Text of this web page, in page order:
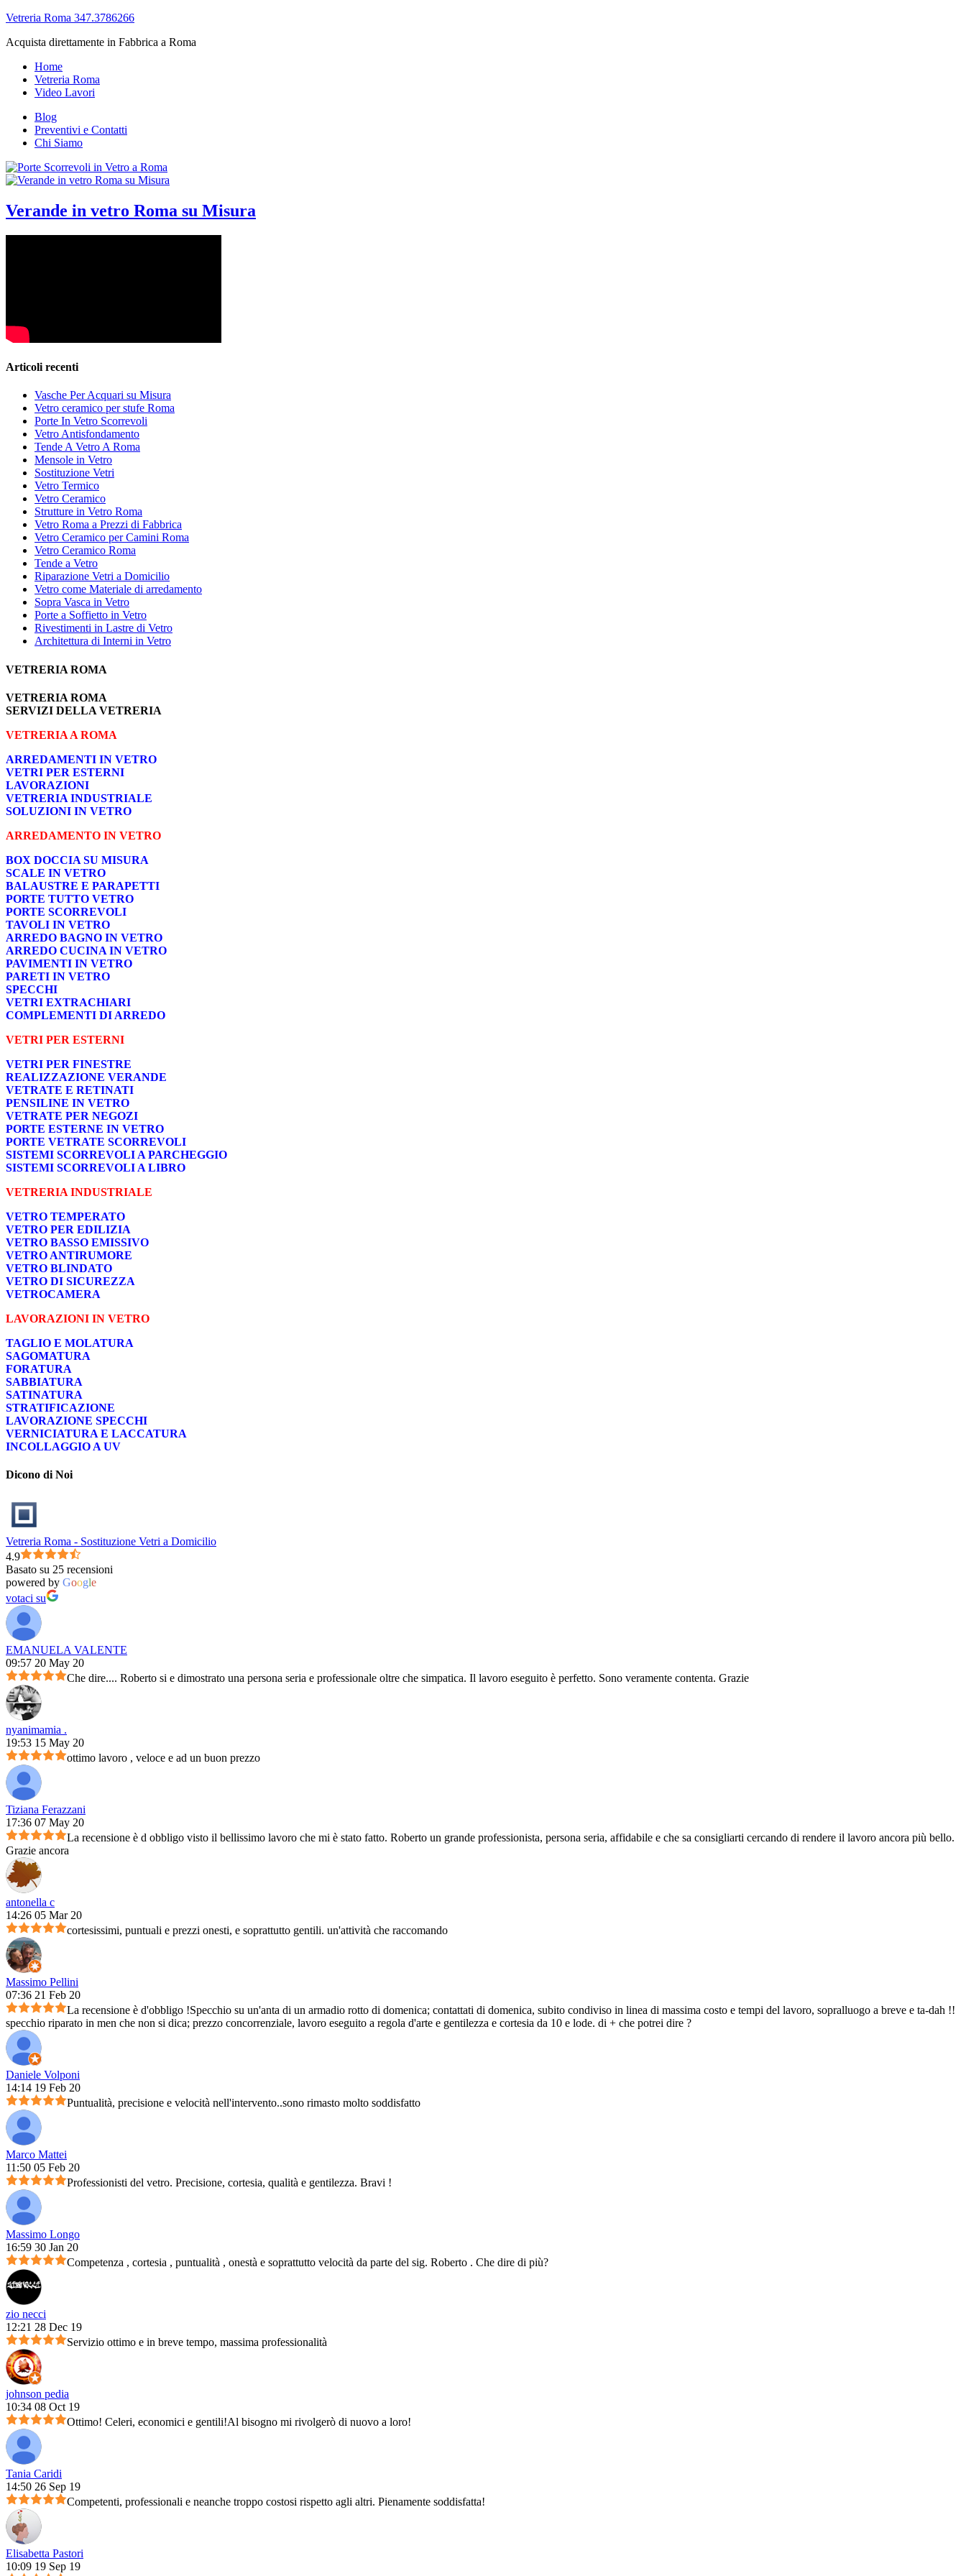
Vetreria Roma 347.3786266
Acquista direttamente in Fabbrica a Roma
Home
Vetreria Roma
Video Lavori
Blog
Preventivi e Contatti
Chi Siamo
Verande in vetro Roma su Misura
Articoli recenti
Vasche Per Acquari su Misura
Vetro ceramico per stufe Roma
Porte In Vetro Scorrevoli
Vetro Antisfondamento
Tende A Vetro A Roma
Mensole in Vetro
Sostituzione Vetri
Vetro Termico
Vetro Ceramico
Strutture in Vetro Roma
Vetro Roma a Prezzi di Fabbrica
Vetro Ceramico per Camini Roma
Vetro Ceramico Roma
Tende a Vetro
Riparazione Vetri a Domicilio
Vetro come Materiale di arredamento
Sopra Vasca in Vetro
Porte a Soffietto in Vetro
Rivestimenti in Lastre di Vetro
Architettura di Interni in Vetro
VETRERIA ROMA
VETRERIA ROMA
SERVIZI DELLA VETRERIA
VETRERIA A ROMA
ARREDAMENTI IN VETRO
VETRI PER ESTERNI
LAVORAZIONI
VETRERIA INDUSTRIALE
SOLUZIONI IN VETRO
ARREDAMENTO IN VETRO
BOX DOCCIA SU MISURA
SCALE IN VETRO
BALAUSTRE E PARAPETTI
PORTE TUTTO VETRO
PORTE SCORREVOLI
TAVOLI IN VETRO
ARREDO BAGNO IN VETRO
ARREDO CUCINA IN VETRO
PAVIMENTI IN VETRO
PARETI IN VETRO
SPECCHI
VETRI EXTRACHIARI
COMPLEMENTI DI ARREDO
VETRI PER ESTERNI
VETRI PER FINESTRE
REALIZZAZIONE VERANDE
VETRATE E RETINATI
PENSILINE IN VETRO
VETRATE PER NEGOZI
PORTE ESTERNE IN VETRO
PORTE VETRATE SCORREVOLI
SISTEMI SCORREVOLI A PARCHEGGIO
SISTEMI SCORREVOLI A LIBRO
VETRERIA INDUSTRIALE
VETRO TEMPERATO
VETRO PER EDILIZIA
VETRO BASSO EMISSIVO
VETRO ANTIRUMORE
VETRO BLINDATO
VETRO DI SICUREZZA
VETROCAMERA
LAVORAZIONI IN VETRO
TAGLIO E MOLATURA
SAGOMATURA
FORATURA
SABBIATURA
SATINATURA
STRATIFICAZIONE
LAVORAZIONE SPECCHI
VERNICIATURA E LACCATURA
INCOLLAGGIO A UV
Dicono di Noi
Vetreria Roma - Sostituzione Vetri a Domicilio
4.9
Basato su 25 recensioni
powered by Google
votaci su
EMANUELA VALENTE
09:57 20 May 20
Che dire.... Roberto si e dimostrato una persona seria e professionale oltre che simpatica. Il lavoro eseguito è perfetto. Sono veramente contenta. Grazie
nyanimamia .
19:53 15 May 20
ottimo lavoro , veloce e ad un buon prezzo
Tiziana Ferazzani
17:36 07 May 20
La recensione è d obbligo visto il bellissimo lavoro che mi è stato fatto. Roberto un grande professionista, persona seria, affidabile e che sa consigliarti cercando di rendere il lavoro ancora più bello.
Grazie ancora
antonella c
14:26 05 Mar 20
cortesissimi, puntuali e prezzi onesti, e soprattutto gentili. un'attività che raccomando
Massimo Pellini
07:36 21 Feb 20
La recensione è d'obbligo !Specchio su un'anta di un armadio rotto di domenica; contattati di domenica, subito condiviso in linea di massima costo e tempi del lavoro, sopralluogo a breve e ta-dah !!
specchio riparato in men che non si dica; prezzo concorrenziale, lavoro eseguito a regola d'arte e gentilezza e cortesia da 10 e lode. di + che potrei dire ?
Daniele Volponi
14:14 19 Feb 20
Puntualità, precisione e velocità nell'intervento..sono rimasto molto soddisfatto
Marco Mattei
11:50 05 Feb 20
Professionisti del vetro. Precisione, cortesia, qualità e gentilezza. Bravi !
Massimo Longo
16:59 30 Jan 20
Competenza , cortesia , puntualità , onestà e soprattutto velocità da parte del sig. Roberto . Che dire di più?
zio necci
12:21 28 Dec 19
Servizio ottimo e in breve tempo, massima professionalità
johnson pedia
10:34 08 Oct 19
Ottimo! Celeri, economici e gentili!Al bisogno mi rivolgerò di nuovo a loro!
Tania Caridi
14:50 26 Sep 19
Competenti, professionali e neanche troppo costosi rispetto agli altri. Pienamente soddisfatta!
Elisabetta Pastori
10:09 19 Sep 19